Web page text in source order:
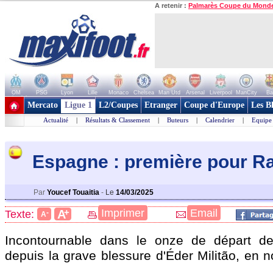
A retenir : Palmarès Coupe du
OM PSG Lyon Lille Monaco Chelsea Man Utd Arsenal Liverpool ManCity
+ de clubs
Mercato Ligue 1 L2/Coupes Etranger Coupe d'Europe Les
Actualité | Résultats & Classement | Buteurs | Calendrier | Equipe
Espagne : première pour
Par Youcef Touaitia - Le 14/03/2025
Texte: A- A+ Imprimer Email
Incontournable dans le onze de départ
depuis la grave blessure d'Éder Militão, en